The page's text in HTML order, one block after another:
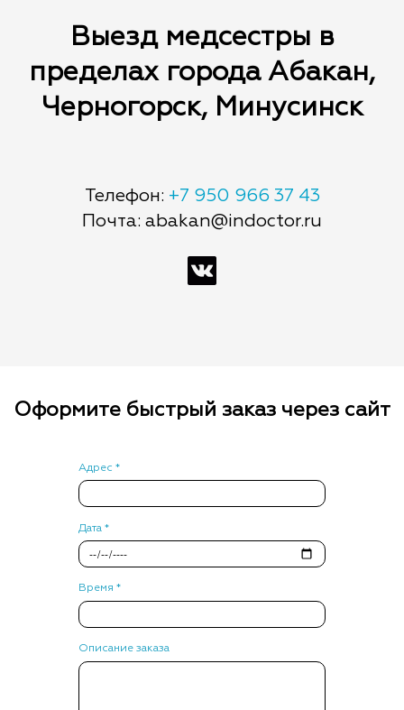
Выезд медсестры в
пределах города Абакан,
Черногорск, Минусинск
Телефон: +7 950 966 37 43
Почта: abakan@indoctor.ru
Оформите быстрый заказ через сайт
Адрес *
Дата *
Время *
Описание заказа